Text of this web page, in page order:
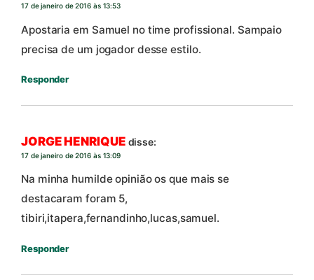
17 de janeiro de 2016 às 13:53
Apostaria em Samuel no time profissional. Sampaio
precisa de um jogador desse estilo.
Responder
JORGE HENRIQUE disse:
17 de janeiro de 2016 às 13:09
Na minha humilde opinião os que mais se
destacaram foram 5,
tibiri,itapera,fernandinho,lucas,samuel.
Responder